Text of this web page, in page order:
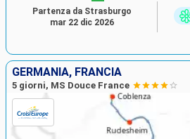
Partenza da Strasburgo
mar 22 dic 2026
GERMANIA, FRANCIA
5 giorni, MS Douce France